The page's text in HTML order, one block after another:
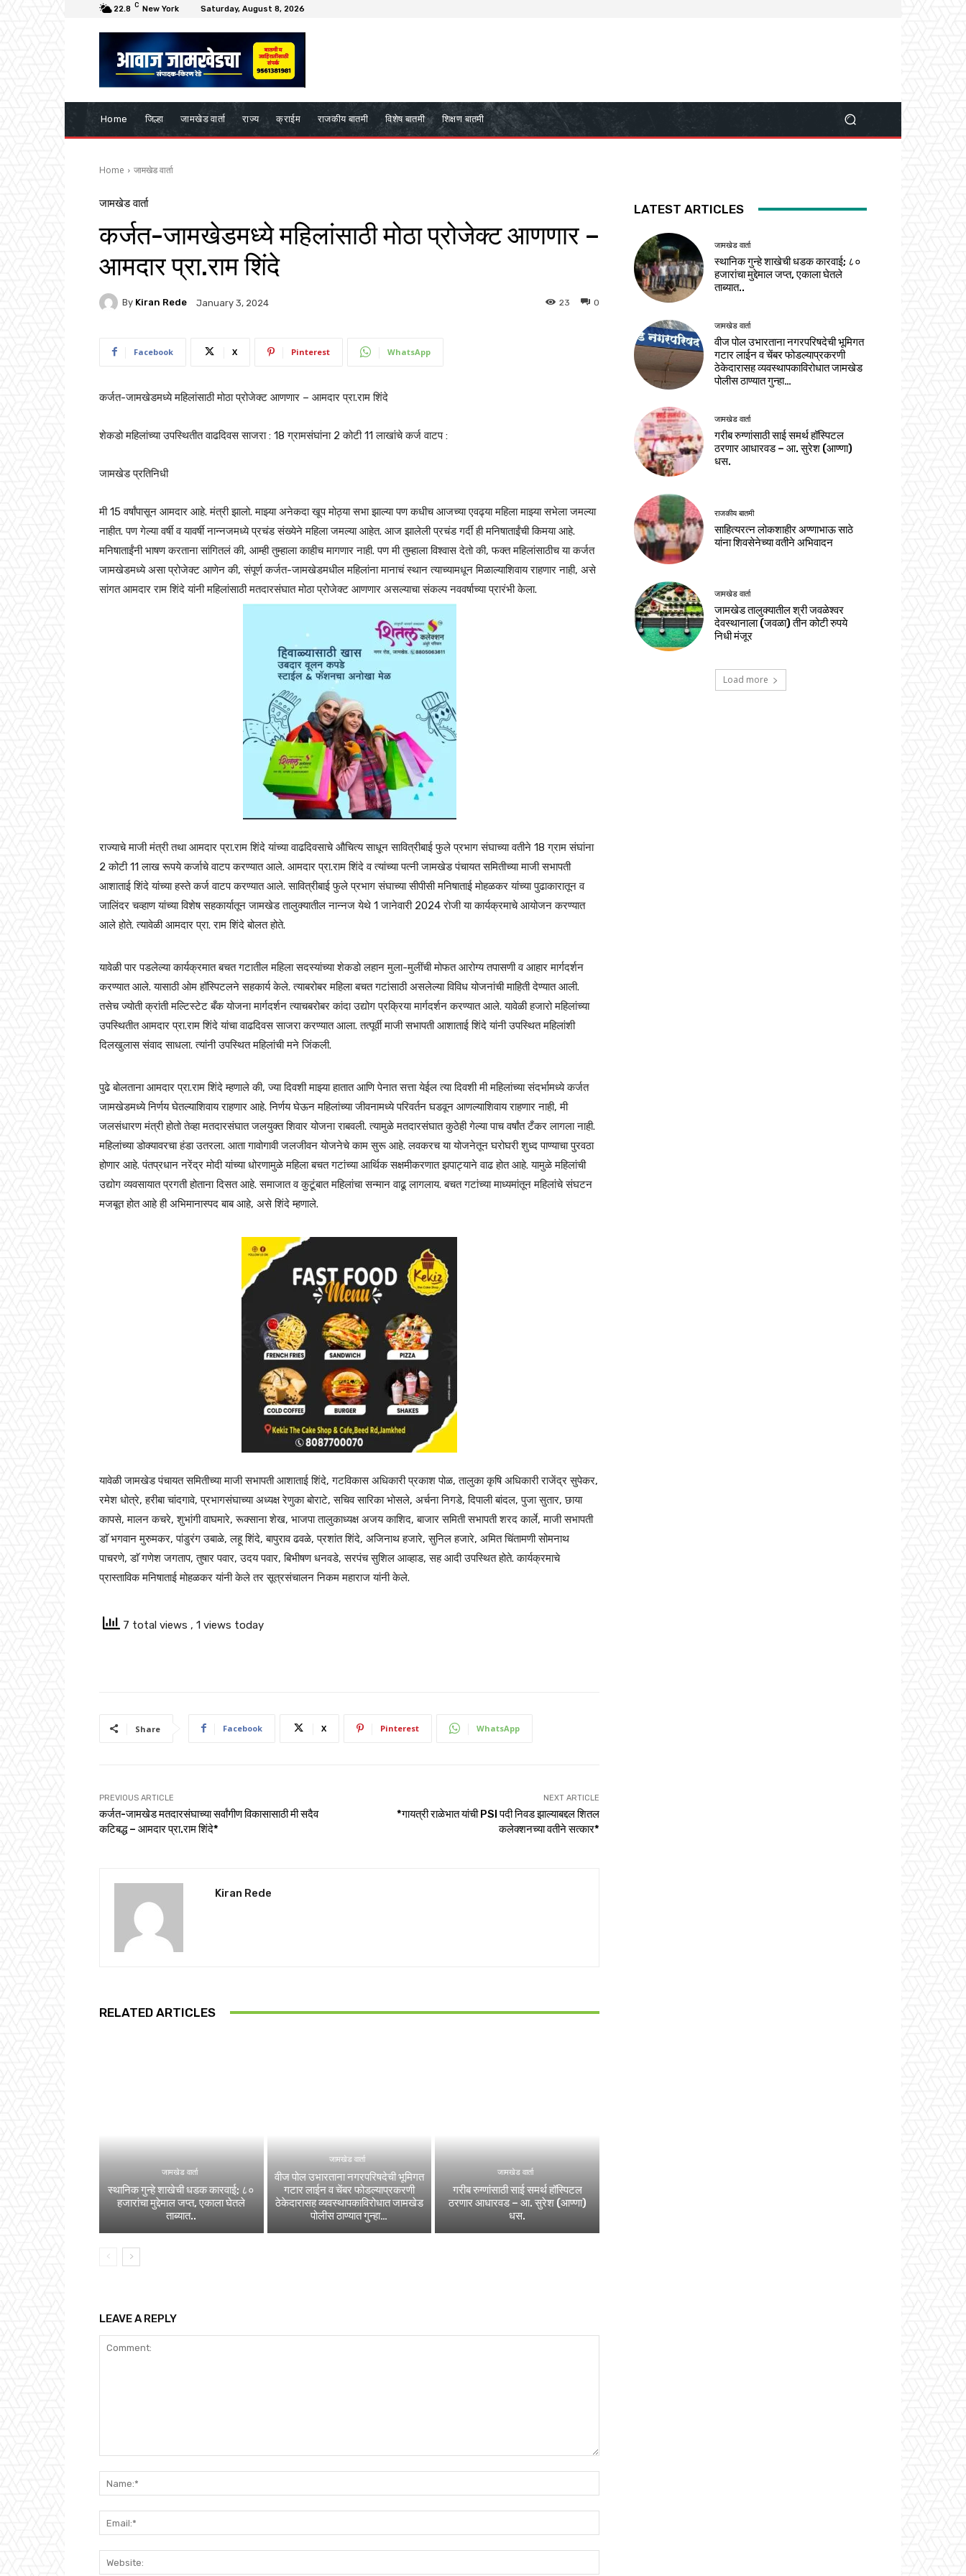
22.8 C New York Saturday, August 8, 2026
Home जिल्हा जामखेड वार्ता राज्य क्राईम राजकीय बातमी विशेष बातमी शिक्षण बातमी
Home जामखेड वार्ता
जामखेड वार्ता
कर्जत-जामखेडमध्ये महिलांसाठी मोठा प्रोजेक्ट आणणार –
आमदार प्रा.राम शिंदे
By Kiran Rede January 3, 2024 0
23
Facebook X Pinterest WhatsApp
कर्जत-जामखेडमध्ये महिलांसाठी मोठा प्रोजेक्ट आणणार – आमदार प्रा.राम शिंदे
शेकडो महिलांच्या उपस्थितीत वाढदिवस साजरा : 18 ग्रामसंघांना 2 कोटी 11 लाखांचे कर्ज वाटप :
जामखेड प्रतिनिधी
मी 15 वर्षांपासून आमदार आहे. मंत्री झालो. माझ्या अनेकदा खूप मोठ्या सभा झाल्या पण कधीच आजच्या एवढ्या महिला माझ्या सभेला जमल्या
नाहीत. पण गेल्या वर्षी व यावर्षी नान्नजमध्ये प्रचंड संख्येने महिला जमल्या आहेत. आज झालेली प्रचंड गर्दी ही मनिषाताईंची किमया आहे.
मनिषाताईंनी भाषण करताना सांगितलं की, आम्ही तुम्हाला काहीच मागणार नाही. पण मी तुम्हाला विश्वास देतो की, फक्त महिलांसाठीच या कर्जत
जामखेडमध्ये असा प्रोजेक्ट आणेन की, संपूर्ण कर्जत-जामखेडमधील महिलांना मानाचं स्थान त्याच्यामधून मिळाल्याशिवाय राहणार नाही, असे
सांगत आमदार राम शिंदे यांनी महिलांसाठी मतदारसंघात मोठा प्रोजेक्ट आणणार असल्याचा संकल्प नववर्षाच्या प्रारंभी केला.
राज्याचे माजी मंत्री तथा आमदार प्रा.राम शिंदे यांच्या वाढदिवसाचे औचित्य साधून सावित्रीबाई फुले प्रभाग संघाच्या वतीने 18 ग्राम संघांना
2 कोटी 11 लाख रूपये कर्जाचे वाटप करण्यात आले. आमदार प्रा.राम शिंदे व त्यांच्या पत्नी जामखेड पंचायत समितीच्या माजी सभापती
आशाताई शिंदे यांच्या हस्ते कर्ज वाटप करण्यात आले. सावित्रीबाई फुले प्रभाग संघाच्या सीपीसी मनिषाताई मोहळकर यांच्या पुढाकारातून व
जालिंदर चव्हाण यांच्या विशेष सहकार्यातून जामखेड तालुक्यातील नान्नज येथे 1 जानेवारी 2024 रोजी या कार्यक्रमाचे आयोजन करण्यात
आले होते. त्यावेळी आमदार प्रा. राम शिंदे बोलत होते.
यावेळी पार पडलेल्या कार्यक्रमात बचत गटातील महिला सदस्यांच्या शेकडो लहान मुला-मुलींची मोफत आरोग्य तपासणी व आहार मार्गदर्शन
करण्यात आले. यासाठी ओम हॉस्पिटलने सहकार्य केले. त्याबरोबर महिला बचत गटांसाठी असलेल्या विविध योजनांची माहिती देण्यात आली.
तसेच ज्योती क्रांती मल्टिस्टेट बँक योजना मार्गदर्शन त्याचबरोबर कांदा उद्योग प्रक्रिया मार्गदर्शन करण्यात आले. यावेळी हजारो महिलांच्या
उपस्थितीत आमदार प्रा.राम शिंदे यांचा वाढदिवस साजरा करण्यात आला. तत्पूर्वी माजी सभापती आशाताई शिंदे यांनी उपस्थित महिलांशी
दिलखुलास संवाद साधला. त्यांनी उपस्थित महिलांची मने जिंकली.
पुढे बोलताना आमदार प्रा.राम शिंदे म्हणाले की, ज्या दिवशी माझ्या हातात आणि पेनात सत्ता येईल त्या दिवशी मी महिलांच्या संदर्भामध्ये कर्जत
जामखेडमध्ये निर्णय घेतल्याशिवाय राहणार आहे. निर्णय घेऊन महिलांच्या जीवनामध्ये परिवर्तन घडवून आणल्याशिवाय राहणार नाही, मी
जलसंधारण मंत्री होतो तेव्हा मतदारसंघात जलयुक्त शिवार योजना राबवली. त्यामुळे मतदारसंघात कुठेही गेल्या पाच वर्षांत टँकर लागला नाही.
महिलांच्या डोक्यावरचा हंडा उतरला. आता गावोगावी जलजीवन योजनेचे काम सुरू आहे. लवकरच या योजनेतून घरोघरी शुध्द पाण्याचा पुरवठा
होणार आहे. पंतप्रधान नरेंद्र मोदी यांच्या धोरणामुळे महिला बचत गटांच्या आर्थिक सक्षमीकरणात झपाट्याने वाढ होत आहे. यामुळे महिलांची
उद्योग व्यवसायात प्रगती होताना दिसत आहे. समाजात व कुटूंबात महिलांचा सन्मान वाढू लागलाय. बचत गटांच्या माध्यमांतून महिलांचे संघटन
मजबूत होत आहे ही अभिमानास्पद बाब आहे, असे शिंदे म्हणाले.
यावेळी जामखेड पंचायत समितीच्या माजी सभापती आशाताई शिंदे, गटविकास अधिकारी प्रकाश पोळ, तालुका कृषि अधिकारी राजेंद्र सुपेकर,
रमेश धोत्रे, हरीबा चांदगावे, प्रभागसंघाच्या अध्यक्ष रेणुका बोराटे, सचिव सारिका भोसले, अर्चना निगडे, दिपाली बांदल, पुजा सुतार, छाया
कापसे, मालन कचरे, शुभांगी वाघमारे, रूक्साना शेख, भाजपा तालुकाध्यक्ष अजय काशिद, बाजार समिती सभापती शरद कार्ले, माजी सभापती
डाॅ भगवान मुरुमकर, पांडुरंग उबाळे, लहू शिंदे, बापुराव ढवळे, प्रशांत शिंदे, अजिनाथ हजारे, सुनिल हजारे, अमित चिंतामणी सोमनाथ
पाचरणे, डाॅ गणेश जगताप, तुषार पवार, उदय पवार, बिभीषण धनवडे, सरपंच सुशिल आव्हाड, सह आदी उपस्थित होते. कार्यक्रमाचे
प्रास्ताविक मनिषाताई मोहळकर यांनी केले तर सूत्रसंचालन निकम महाराज यांनी केले.
7 total views , 1 views today
Share Facebook X Pinterest WhatsApp
PREVIOUS ARTICLE
कर्जत-जामखेड मतदारसंघाच्या सर्वांगीण विकासासाठी मी सदैव
कटिबद्ध – आमदार प्रा.राम शिंदे*
NEXT ARTICLE
*गायत्री राळेभात यांची PSI पदी निवड झाल्याबद्दल शितल
कलेक्शनच्या वतीने सत्कार*
Kiran Rede
RELATED ARTICLES
जामखेड वार्ता
स्थानिक गुन्हे शाखेची धडक कारवाई; ८०
हजारांचा मुद्देमाल जप्त, एकाला घेतले
ताब्यात..
जामखेड वार्ता
वीज पोल उभारताना नगरपरिषदेची भूमिगत
गटार लाईन व चेंबर फोडल्याप्रकरणी
ठेकेदारासह व्यवस्थापकाविरोधात जामखेड
पोलीस ठाण्यात गुन्हा…
जामखेड वार्ता
गरीब रुग्णांसाठी साई समर्थ हॉस्पिटल
ठरणार आधारवड – आ. सुरेश (आण्णा)
धस.
LEAVE A REPLY
LATEST ARTICLES
जामखेड वार्ता
स्थानिक गुन्हे शाखेची धडक कारवाई; ८०
हजारांचा मुद्देमाल जप्त, एकाला घेतले
ताब्यात..
जामखेड वार्ता
वीज पोल उभारताना नगरपरिषदेची भूमिगत
गटार लाईन व चेंबर फोडल्याप्रकरणी
ठेकेदारासह व्यवस्थापकाविरोधात जामखेड
पोलीस ठाण्यात गुन्हा…
जामखेड वार्ता
गरीब रुग्णांसाठी साई समर्थ हॉस्पिटल
ठरणार आधारवड – आ. सुरेश (आण्णा)
धस.
राजकीय बातमी
साहित्यरत्न लोकशाहीर अण्णाभाऊ साठे
यांना शिवसेनेच्या वतीने अभिवादन
जामखेड वार्ता
जामखेड तालुक्यातील श्री जवळेश्वर
देवस्थानाला (जवळा) तीन कोटी रुपये
निधी मंजूर
Load more